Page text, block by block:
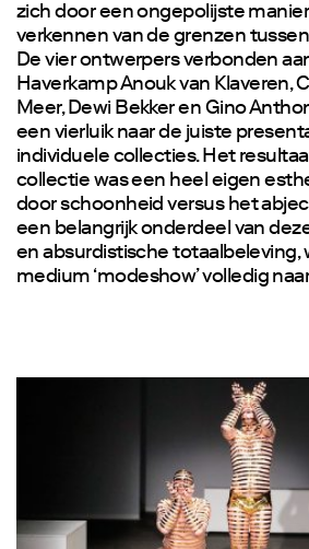
zich door een ongepolijste
verkennen van de grenzen
De vier ontwerpers verbonden
Haverkamp Anouk van Klaveren,
Meer, Dewi Bekker en Gino
een vierluik naar de juiste
individuele collecties. Het
collectie was een heel eigen
door schoonheid versus het
een belangrijk onderdeel van
en absurdistische totaalbeleving,
medium ‘modeshow’ volledig